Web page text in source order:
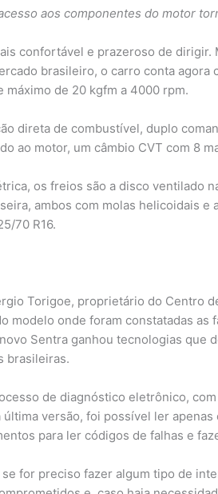
aos componentes do motor
confortável e prazeroso de
brasileiro, o carro conta
máximo de 20 kgfm a 4000 rpm.
direta de combustível, duplo
ao motor, um câmbio CVT com 8
os freios são a disco ventilado
ambos com molas helicoidais
70 R16.
Torigoe, proprietário do Centro
modelo onde foram constatadas
Sentra ganhou tecnologias que
brasileiras.
de diagnóstico eletrônico,
última versão, foi possível ler
para ler códigos de falhas e
for preciso fazer algum tipo de